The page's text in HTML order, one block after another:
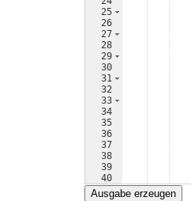
25
26
27
28
29
30
31
32
33
34
35
36
37
38
39
40
41
Ausgabe erzeugen